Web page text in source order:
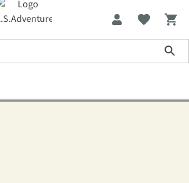
à mieux
votre corps